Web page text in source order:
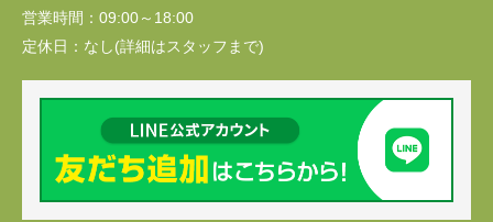
営業時間： 09:00～18:00
定休日： なし(詳細はスタッフまで)